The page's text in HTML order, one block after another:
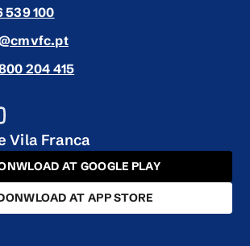
539 100
204 415
Vila Franca
AT GOOGLE PLAY
AT APP STORE